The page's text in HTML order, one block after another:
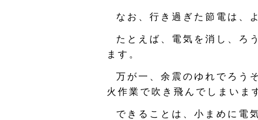
なお、行き過ぎた節電は、
たとえば、電気を消し、ろ
ます。
万が一、余震のゆれでろう
火作業で吹き飛んでしまいま
できることは、小まめに電